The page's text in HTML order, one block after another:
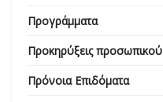
Προγράμματα
Προκηρύξεις προσωπικού
Πρόνοια Επιδόματα